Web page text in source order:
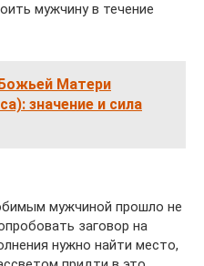
мужчину в течение
Матери
значение и сила
мужчиной прошло не
заговор на
нужно найти место,